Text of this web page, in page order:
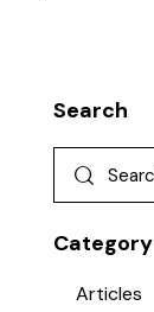
Search
Category
Articles